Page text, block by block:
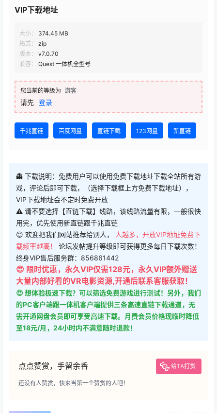
VIP下载地址
大小：
374.45 MB
格式：
zip
版本：
v7.0.70
兼容：
Quest 一体机全型号
您当前的等级为 游客
请先 登录
千兆直链 百度网盘 直链下载 123网盘 新直链
👻 下载说明：免费用户可以使用免费下载地址下载全站所有游
戏，评论后即可下载，（选择下载框上方免费下载地址），
VIP下载地址会不定时免费开放
⚠ 请不要选择【直链下载】线路，该线路流量有限，一般很快
用完，优先使用新直链跟千兆直链
😊 欢迎把我们网站推荐给别人，
人越多，开放VIP地址免费下
载频率越高！ 论坛发帖提升等级即可获得更多每日下载次数！
终身VIP售后服务群：856861442
😍 限时优惠，永久VIP仅需128元，永久VIP额外赠送
大量内部好看的VR电影资源,开通后联系客服获取！
😍 想体验极速下载？可以筛选免费游戏进行测试！另外，我们
的PC客户端跟一体机客户端提供三条高速直链下载通道，无
需开通网盘会员即可享受高速下载。月费会员价格现临时降低
至18元/月，24小时内不满意随时退款！
点点赞赏，手留余香 给TA打赏
还没有人赞赏，快来当第一个赞赏的人吧！